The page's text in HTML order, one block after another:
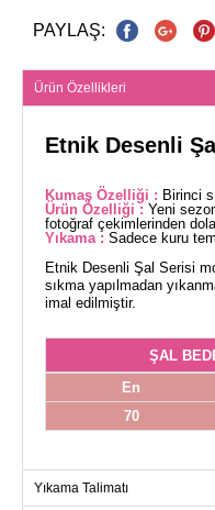
PAYLAŞ:
Ürün Özellikleri
Etnik Desenli
Kumaş Özelliği : Birinci
Ürün Özelliği : Yeni
fotoğraf çekimlerinden
Yıkama : Sadece kuru
Etnik Desenli Şal Serisi
sıkma yapılmadan
imal edilmiştir.
ŞAL
En
70
Yıkama Talimatı